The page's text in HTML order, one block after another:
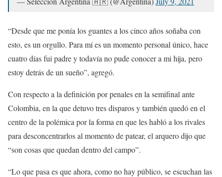
“Desde que me ponía los guantes a los cinco años soñaba con
esto, es un orgullo. Para mí es un momento personal único, hace
cuatro días fui padre y todavía no pude conocer a mi hija, pero
estoy detrás de un sueño”, agregó.
Con respecto a la definición por penales en la semifinal ante
Colombia, en la que detuvo tres disparos y también quedó en el
centro de la polémica por la forma en que les habló a los rivales
para desconcentrarlos al momento de patear, el arquero dijo que
“son cosas que quedan dentro del campo”.
“Lo que pasa es que ahora, como no hay público, se escuchan las